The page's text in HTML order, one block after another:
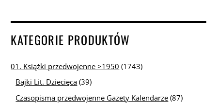
KATEGORIE PRODUKTÓW
01. Książki przedwojenne >1950 (1743)
Bajki Lit. Dziecięca (39)
Czasopisma przedwojenne Gazety Kalendarze (87)